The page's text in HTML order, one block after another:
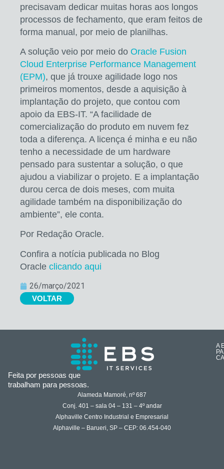
precisavam dedicar muitas horas aos longos
processos de fechamento, que eram feitos de
forma manual, por meio de planilhas.
A solução veio por meio do Oracle Fusion
Cloud Enterprise Performance Management
(EPM), que já trouxe agilidade logo nos
primeiros momentos, desde a aquisição à
implantação do projeto, que contou com
apoio da EBS-IT. “A facilidade de
comercialização do produto em nuvem fez
toda a diferença. A licença é minha e eu não
tenho a necessidade de um hardware
pensado para sustentar a solução, o que
ajudou a viabilizar o projeto. E a implantação
durou cerca de dois meses, com muita
agilidade também na disponibilização do
ambiente”, ele conta.
Por Redação Oracle.
Confira a notícia publicada no Blog
Oracle clicando aqui
26/março/2021
VOLTAR
Feita por pessoas que
trabalham para pessoas.
Alameda Mamoré, nº 687
Conj. 401 – sala 04 – 131 – 4º andar
Alphaville Centro Industrial e Empresarial
Alphaville – Barueri, SP – CEP: 06.454-040
A